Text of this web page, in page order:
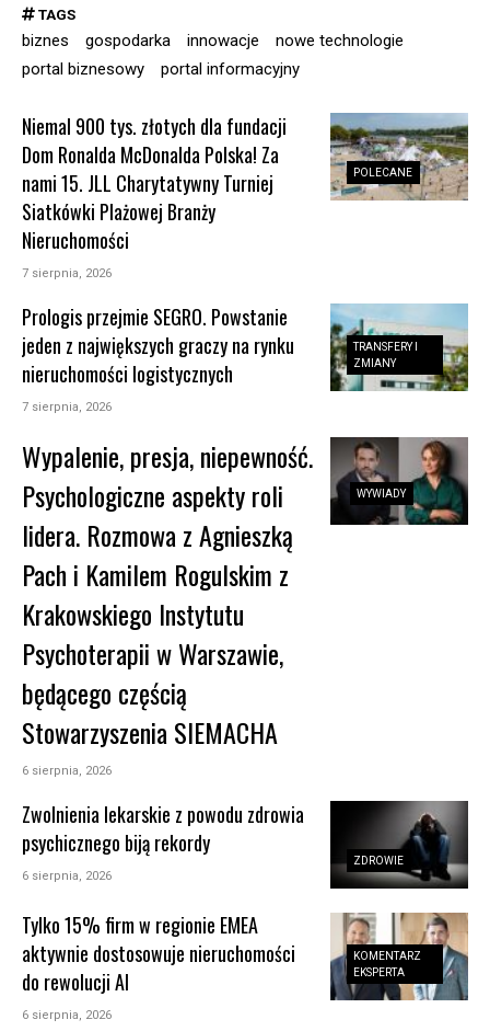
TAGS
biznes gospodarka innowacje
nowe technologie
portal biznesowy
portal informacyjny
POLECANE
Niemal 900 tys. złotych dla fundacji
Dom Ronalda McDonalda Polska! Za
nami 15. JLL Charytatywny Turniej
Siatkówki Plażowej Branży
Nieruchomości
7 sierpnia, 2026
TRANSFERY I
ZMIANY
Prologis przejmie SEGRO. Powstanie
jeden z największych graczy na rynku
nieruchomości logistycznych
7 sierpnia, 2026
WYWIADY
Wypalenie, presja, niepewność.
Psychologiczne aspekty roli
lidera. Rozmowa z Agnieszką
Pach i Kamilem Rogulskim z
Krakowskiego Instytutu
Psychoterapii w Warszawie,
będącego częścią
Stowarzyszenia SIEMACHA
6 sierpnia, 2026
ZDROWIE
Zwolnienia lekarskie z powodu zdrowia
psychicznego biją rekordy
6 sierpnia, 2026
KOMENTARZ
EKSPERTA
Tylko 15% firm w regionie EMEA
aktywnie dostosowuje nieruchomości
do rewolucji AI
6 sierpnia, 2026